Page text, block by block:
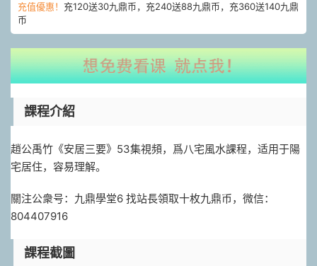
充值優惠！ 充120送30九鼎币，充240送88九鼎币，充360送140九鼎
币
課程介紹
趙公禹竹《安居三要》53集視頻，爲八宅風水課程，适用于陽
宅居住，容易理解。
關注公衆号：九鼎學堂6 找站長領取十枚九鼎币，微信：
804407916
課程截圖